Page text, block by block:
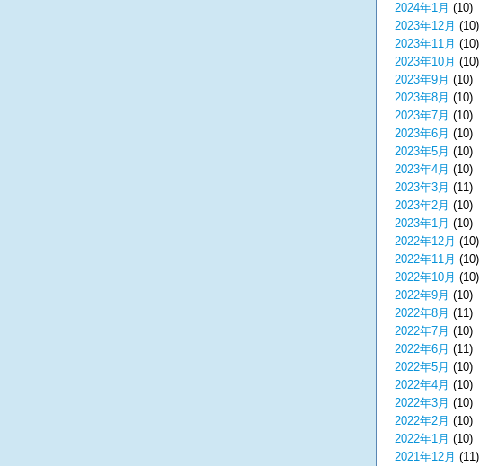
2024年1月 (10)
2023年12月 (10)
2023年11月 (10)
2023年10月 (10)
2023年9月 (10)
2023年8月 (10)
2023年7月 (10)
2023年6月 (10)
2023年5月 (10)
2023年4月 (10)
2023年3月 (11)
2023年2月 (10)
2023年1月 (10)
2022年12月 (10)
2022年11月 (10)
2022年10月 (10)
2022年9月 (10)
2022年8月 (11)
2022年7月 (10)
2022年6月 (11)
2022年5月 (10)
2022年4月 (10)
2022年3月 (10)
2022年2月 (10)
2022年1月 (10)
2021年12月 (11)